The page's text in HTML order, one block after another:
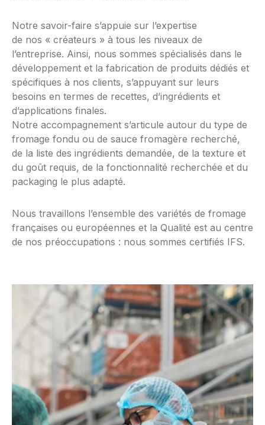
Notre savoir-faire s’appuie sur l’expertise
de nos « créateurs » à tous les niveaux de
l’entreprise. Ainsi, nous sommes spécialisés dans le
développement et la fabrication de produits dédiés et
spécifiques à nos clients, s’appuyant sur leurs
besoins en termes de recettes, d’ingrédients et
d’applications finales.
Notre accompagnement s’articule autour du type de
fromage fondu ou de sauce fromagère recherché,
de la liste des ingrédients demandée, de la texture et
du goût requis, de la fonctionnalité recherchée et du
packaging le plus adapté.
Nous travaillons l’ensemble des variétés de fromage
françaises ou européennes et la Qualité est au centre
de nos préoccupations : nous sommes certifiés IFS.